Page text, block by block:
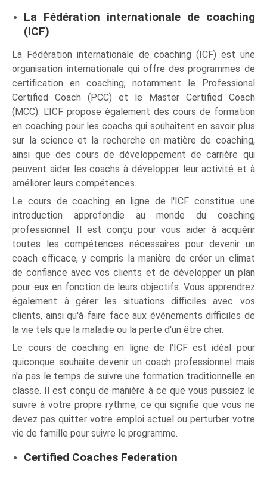
La Fédération internationale de coaching
(ICF)
La Fédération internationale de coaching (ICF) est une
organisation internationale qui offre des programmes de
certification en coaching, notamment le Professional
Certified Coach (PCC) et le Master Certified Coach
(MCC). L'ICF propose également des cours de formation
en coaching pour les coachs qui souhaitent en savoir plus
sur la science et la recherche en matière de coaching,
ainsi que des cours de développement de carrière qui
peuvent aider les coachs à développer leur activité et à
améliorer leurs compétences.
Le cours de coaching en ligne de l'ICF constitue une
introduction approfondie au monde du coaching
professionnel. Il est conçu pour vous aider à acquérir
toutes les compétences nécessaires pour devenir un
coach efficace, y compris la manière de créer un climat
de confiance avec vos clients et de développer un plan
pour eux en fonction de leurs objectifs. Vous apprendrez
également à gérer les situations difficiles avec vos
clients, ainsi qu'à faire face aux événements difficiles de
la vie tels que la maladie ou la perte d'un être cher.
Le cours de coaching en ligne de l'ICF est idéal pour
quiconque souhaite devenir un coach professionnel mais
n'a pas le temps de suivre une formation traditionnelle en
classe. Il est conçu de manière à ce que vous puissiez le
suivre à votre propre rythme, ce qui signifie que vous ne
devez pas quitter votre emploi actuel ou perturber votre
vie de famille pour suivre le programme.
Certified Coaches Federation